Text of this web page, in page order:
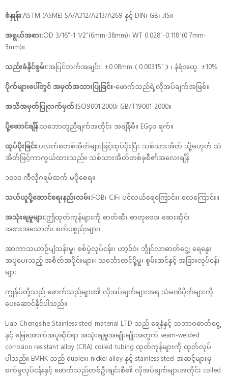
စံနှုန်း:ASTM (ASME) SA/A312/A213/A269 နှင့် DIN၊ GB၊ JIS။
အရွယ်အစား:OD 3/16″-1 1/2″(6mm-38mm)၊ WT 0.028″-0.118″(0.7mm-
3mm)။
သည်းခံနိုင်စွမ်း:အပြင်ဘက်အချင်း: ±0.08mm（0.00315″）၊ နံရံအထူ: ±10%
ပိုက်များပေါ်တွင် အမှတ်အသားပြုခြင်း-ဖောက်သည်ရဲ့လိုအပ်ချက်အဖြစ်။
အသိအမှတ်ပြုလက်မှတ်:ISO9001:2000၊ GB/T19001-2000။
ပို့ဆောင်ချိန်:သဘောတူညီချက်အတိုင်း အချိန်မီ။ EG၄၀ ရက်။
ထုပ်ပိုးခြင်း:ပလတ်စတစ်အိတ်များဖြင့်ထုပ်ပိုးပြီး သစ်သားအိတ် သို့မဟုတ် သံ
အိတ်ဖြင့်ကာကွယ်ထားသည်။ သစ်သားအိတ်တစ်ခုစီ၏အလေးချိန်
၁၀၀၀ ကီလိုဂရမ်ထက် မပိုစေရ။
သယ်ယူပို့ဆောင်ရေးနည်းလမ်း:FOB၊ CIF၊ ပင်လယ်ရေကြောင်း၊ လေကြောင်း။
အသုံးချမှုများ:ဤထုတ်ကုန်များကို ဓာတ်ဆီ၊ ဓာတုဗေဒ၊ ဆေးဆိုင်၊
အစားအသောက်၊ စက်ပစ္စည်းများ၊
အာကာသယာဉ်ပျံသန်းမှု၊ စစ်ပွဲလုပ်ငန်း၊ ဟာ့ဒ်ဝဲ၊ ဘွိုင်လာဓာတ်ငွေ့၊ ရေနွေး
အပူပေးသည့် အစိတ်အပိုင်းများ၊ သင်္ဘောတင်ပို့မှု၊ စွမ်းအင်နှင့် အခြားလုပ်ငန်း
များ
ကျွန်ုပ်တို့သည် ဖောက်သည်များ၏ လိုအပ်ချက်များအရ သံမဏိပိုက်များကို
ပေးဆောင်နိုင်ပါသည်။
Liao Chengsihe Stainless steel material LTD သည် ရေနံနှင့် သဘာဝဓာတ်ငွေ့
နှင့် မြေအောက်အပူဆိုင်ရာ အသုံးချမှုအမျိုးမျိုးအတွက် seam-welded
corrosion resistant alloy (CRA) coiled tubing ထုတ်ကုန်များကို ထုတ်လုပ်
ပါသည်။ EMHK သည် duplex၊ nickel alloy နှင့် stainless steel အဆင့်များမှ
စက်မှုလုပ်ငန်းနှင့် ဖောက်သည်တစ်ဦးချင်းစီ၏ လိုအပ်ချက်များအတိုင်း coiled